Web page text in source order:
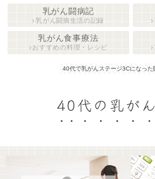
40代で乳がんステージ3Cになった
40代の乳が
乳がん闘病記
乳がん闘病生活の記録
乳がん食事療法
おすすめの料理・レシピ